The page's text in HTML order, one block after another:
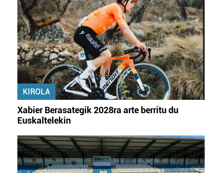
KIROLA
Xabier Berasategik 2028ra arte berritu du
Euskaltelekin